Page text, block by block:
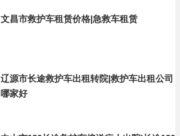
文昌市救护车租赁价格|急救车租赁
辽源市长途救护车出租转院|救护车出租公司
哪家好